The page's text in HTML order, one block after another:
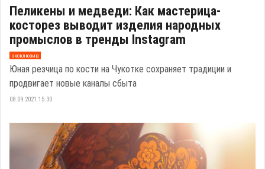
Пеликены и медведи: Как мастерица-
косторез выводит изделия народных
промыслов в тренды Instagram
эксклюзив
Юная резчица по кости на Чукотке сохраняет традиции и
продвигает новые каналы сбыта
08.09.2021 15:30